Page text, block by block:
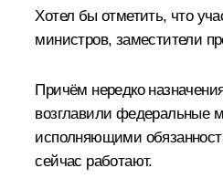
Хотел бы отметить, что
министров, заместители
Причём нередко
возглавили федеральные
исполняющими
сейчас работают.